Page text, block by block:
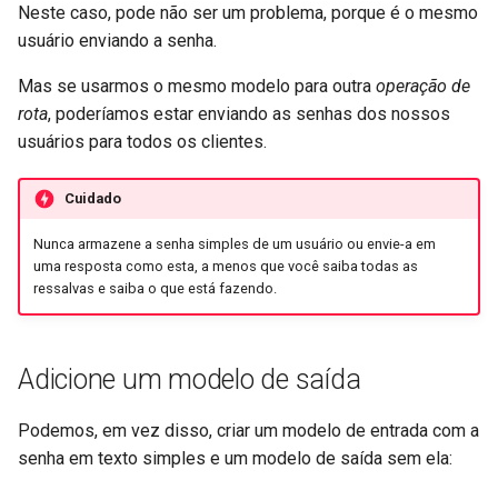
Neste caso, pode não ser um problema, porque é o mesmo
usuário enviando a senha.
Mas se usarmos o mesmo modelo para outra operação de
rota, poderíamos estar enviando as senhas dos nossos
usuários para todos os clientes.
Cuidado
Nunca armazene a senha simples de um usuário ou envie-a em
uma resposta como esta, a menos que você saiba todas as
ressalvas e saiba o que está fazendo.
Adicione um modelo de saída
Podemos, em vez disso, criar um modelo de entrada com a
senha em texto simples e um modelo de saída sem ela: